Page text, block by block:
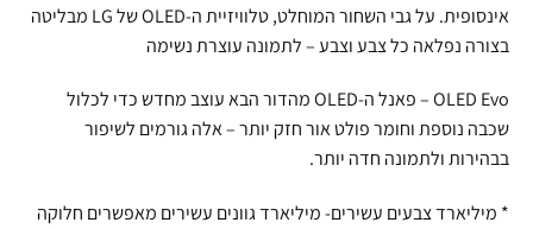
אינסופית. על גבי השחור המוחלט, טלוויזיית ה-OLED של LG מבליטה
בצורה נפלאה כל צבע וצבע – לתמונה עוצרת נשימה
OLED Evo – פאנל ה-OLED מהדור הבא עוצב מחדש כדי לכלול
שכבה נוספת וחומר פולט אור חזק יותר – אלה גורמים לשיפור
בבהירות ולתמונה חדה יותר.
* מיליארד צבעים עשירים- מיליארד גוונים עשירים מאפשרים חלוקה